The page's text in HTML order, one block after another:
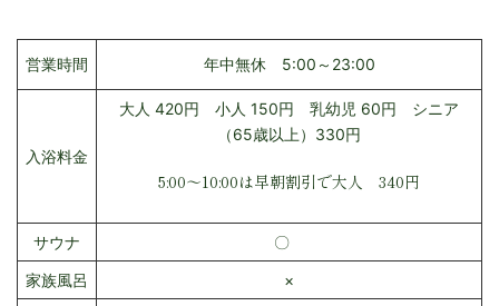
営業時間 年中無休 5:00～23:00
入浴料金
大人 420円 小人 150円 乳幼児 60円 シニア
（65歳以上）330円
5:00～10:00は早朝割引で大人 340円
サウナ
〇
家族風呂
×